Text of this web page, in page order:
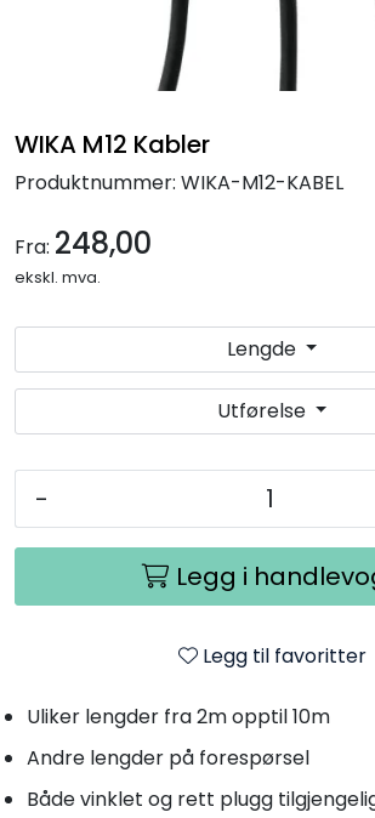
WIKA M12 Kabler
Produktnummer: WIKA-M12-KABEL
Fra: 248,00
ekskl. mva.
Lengde
Utførelse
-
Legg i
Legg til favoritter
Uliker lengder fra 2m opptil 10m
Andre lengder på forespørsel
Både vinklet og rett plugg
Maskinvern & Instrumentering
Tilbehør
Outlet